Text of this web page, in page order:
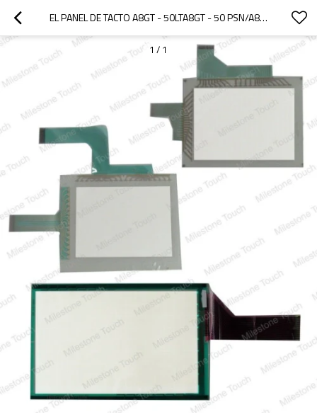
EL PANEL DE TACTO A8GT - 50LTA8GT - 50 PSN/A8GT - 50LTA8GT - 50 PSN DE PANEL TÁCTIL
1 / 1